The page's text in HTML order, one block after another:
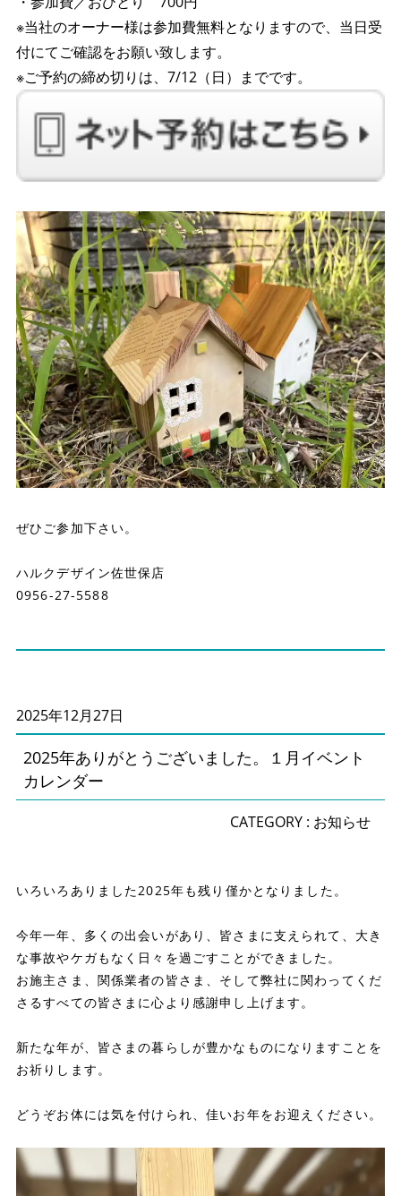
※当社のオーナー様は参加費無料となりますので、当日受
付にてご確認をお願い致します。
※ご予約の締め切りは、7/12（日）までです。
ぜひご参加下さい。
ハルクデザイン佐世保店
0956-27-5588
2025年12月27日
2025年ありがとうございました。１月イベント
カレンダー
CATEGORY : お知らせ
いろいろありました2025年も残り僅かとなりました。
今年一年、多くの出会いがあり、皆さまに支えられて、大き
な事故やケガもなく日々を過ごすことができました。
お施主さま、関係業者の皆さま、そして弊社に関わってくだ
さるすべての皆さまに心より感謝申し上げます。
新たな年が、皆さまの暮らしが豊かなものになりますことを
お祈りします。
どうぞお体には気を付けられ、佳いお年をお迎えください。